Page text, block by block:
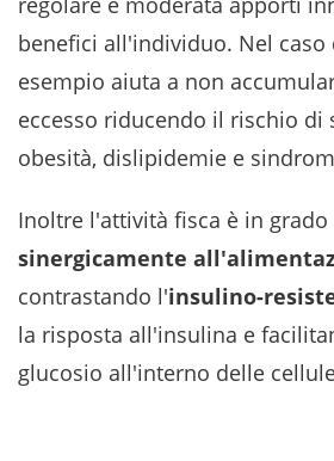
benefici all'individuo. Nel caso
esempio aiuta a non
eccesso riducendo il rischio di
obesità, dislipidemie e
Inoltre l'attività fisca è in grado
sinergicamente
contrastando l'insulino-
la risposta all'insulina e
glucosio all'interno delle